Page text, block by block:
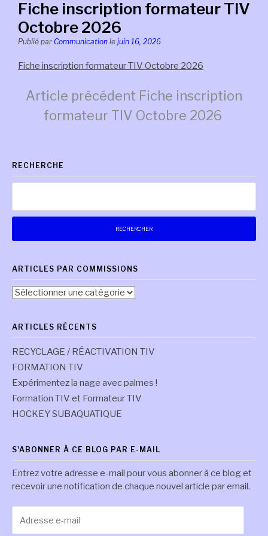
Fiche inscription formateur TIV
Octobre 2026
Publié par Communication le juin 16, 2026
Fiche inscription formateur TIV Octobre 2026
Lire
suite
Article précédent Fiche inscription
formateur TIV Octobre 2026
RECHERCHE
ARTICLES PAR COMMISSIONS
Articles
ARTICLES RÉCENTS
RECYCLAGE / RÉACTIVATION TIV
FORMATION TIV
Expérimentez la nage avec palmes !
Formation TIV et Formateur TIV
HOCKEY SUBAQUATIQUE
S'ABONNER À CE BLOG PAR E-MAIL
Entrez votre adresse e-mail pour vous abonner à ce blog et
recevoir une notification de chaque nouvel article par email.
e-